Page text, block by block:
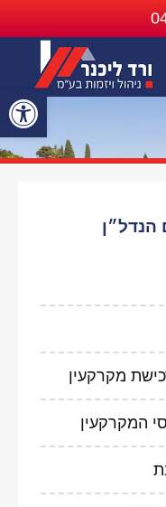
הנדל״ן
מקרקעין
המקרקעין